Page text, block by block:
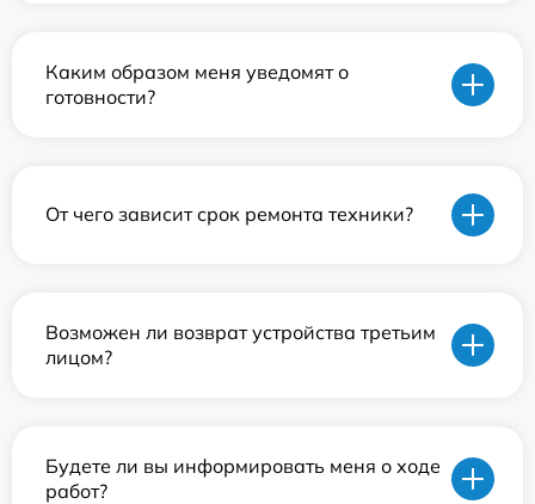
Каким образом меня уведомят о
готовности?
От чего зависит срок ремонта техники?
Возможен ли возврат устройства третьим
лицом?
Будете ли вы информировать меня о ходе
работ?